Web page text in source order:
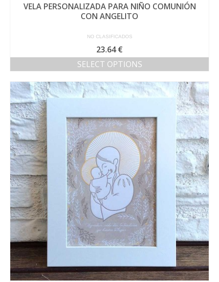
VELA PERSONALIZADA PARA NIÑO COMUNIÓN
CON ANGELITO
NO CLASIFICADOS
23.64€
SELECT OPTIONS